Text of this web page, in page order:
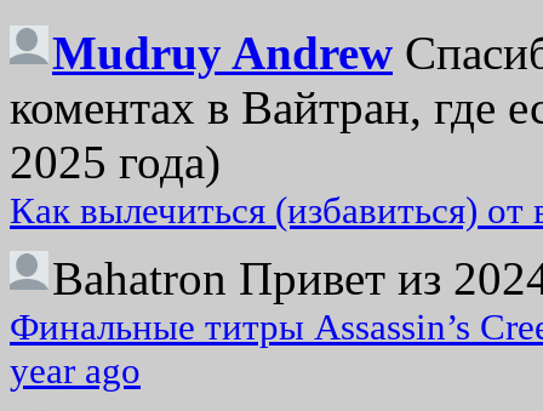
Mudruy Andrew
коментах в Вайтран, где
2025 года)
Как вылечиться (избавиться)
Bahatron Привет из
Финальные титры Assassin’s
year ago